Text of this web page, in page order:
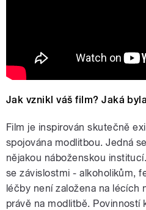
Jak vznikl váš film? Jaká
Film je inspirován skutečně
spojována modlitbou. Jedná
nějakou náboženskou
se závislostmi - alkoholikům,
léčby není založena na lécích
právě na modlitbě. Povinností